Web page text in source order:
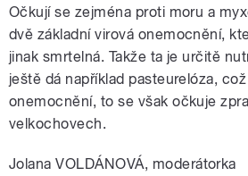
Očkují se zejména proti moru a
dvě základní virová onemocnění,
jinak smrtelná. Takže ta je určitě
ještě dá například pasteurelóza,
onemocnění, to se však očkuje
velkochovech.
Jolana VOLDÁNOVÁ, moderátorka